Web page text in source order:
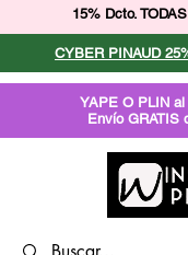
15% Dcto.
CYBER PINAUD
YAPE O PLIN al
Envío GRATIS